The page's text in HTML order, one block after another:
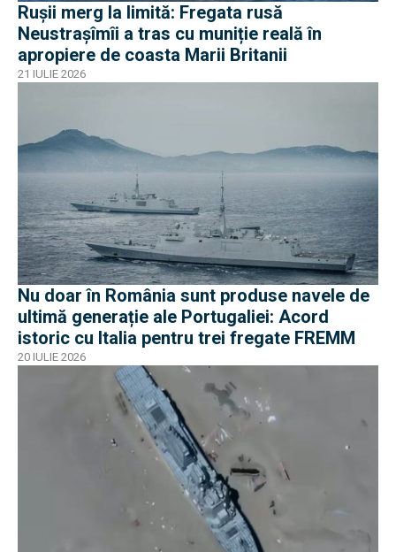
Rușii merg la limită: Fregata rusă
Neustrașîmîi a tras cu muniție reală în
apropiere de coasta Marii Britanii
21 IULIE 2026
Nu doar în România sunt produse navele de
ultimă generație ale Portugaliei: Acord
istoric cu Italia pentru trei fregate FREMM
20 IULIE 2026